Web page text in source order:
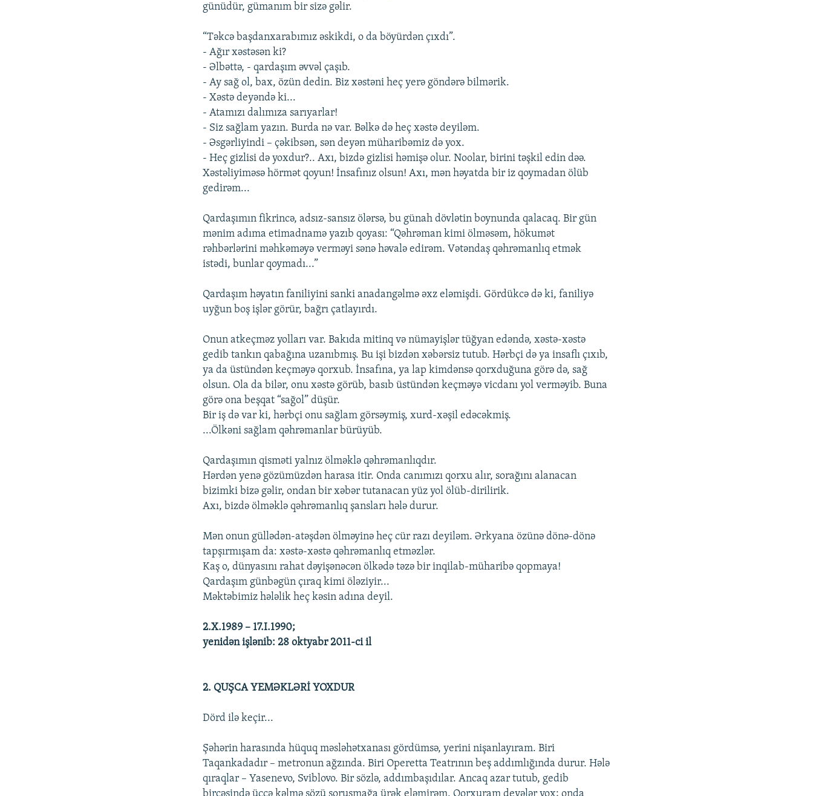
günüdür, gümanım bir sizə gəlir.
“Təkcə başdanxarabımız əskikdi, o da böyürdən çıxdı”.
- Ağır xəstəsən ki?
- Əlbəttə, - qardaşım əvvəl çaşıb.
- Ay sağ ol, bax, özün dedin. Biz xəstəni heç yerə göndərə bilmərik.
- Xəstə deyəndə ki...
- Atamızı dalımıza sarıyarlar!
- Siz sağlam yazın. Burda nə var. Bəlkə də heç xəstə deyiləm.
- Əsgərliyindi – çəkibsən, sən deyən müharibəmiz də yox.
- Heç gizlisi də yoxdur?.. Axı, bizdə gizlisi həmişə olur. Noolar, birini təşkil edin dəə.
Xəstəliyiməsə hörmət qoyun! İnsafınız olsun! Axı, mən həyatda bir iz qoymadan ölüb
gedirəm...
Qardaşımın fikrincə, adsız-sansız ölərsə, bu günah dövlətin boynunda qalacaq. Bir gün
mənim adıma etimadnamə yazıb qoyası: “Qəhrəman kimi ölməsəm, hökumət
rəhbərlərini məhkəməyə verməyi sənə həvalə edirəm. Vətəndaş qəhrəmanlıq etmək
istədi, bunlar qoymadı...”
Qardaşım həyatın faniliyini sanki anadangəlmə əxz eləmişdi. Gördükcə də ki, faniliyə
uyğun boş işlər görür, bağrı çatlayırdı.
Onun atkeçməz yolları var. Bakıda mitinq və nümayişlər tüğyan edəndə, xəstə-xəstə
gedib tankın qabağına uzanıbmış. Bu işi bizdən xəbərsiz tutub. Hərbçi də ya insaflı çıxıb,
ya da üstündən keçməyə qorxub. İnsafına, ya lap kimdənsə qorxduğuna görə də, sağ
olsun. Ola da bilər, onu xəstə görüb, basıb üstündən keçməyə vicdanı yol verməyib. Buna
görə ona beşqat “sağol” düşür.
Bir iş də var ki, hərbçi onu sağlam görsəymiş, xurd-xəşil edəcəkmiş.
...Ölkəni sağlam qəhrəmanlar bürüyüb.
Qardaşımın qisməti yalnız ölməklə qəhrəmanlıqdır.
Hərdən yenə gözümüzdən harasa itir. Onda canımızı qorxu alır, sorağını alanacan
bizimki bizə gəlir, ondan bir xəbər tutanacan yüz yol ölüb-dirilirik.
Axı, bizdə ölməklə qəhrəmanlıq şansları hələ durur.
Mən onun güllədən-atəşdən ölməyinə heç cür razı deyiləm. Ərkyana özünə dönə-dönə
tapşırmışam da: xəstə-xəstə qəhrəmanlıq etməzlər.
Kaş o, dünyasını rahat dəyişənəcən ölkədə təzə bir inqilab-müharibə qopmaya!
Qardaşım günbəgün çıraq kimi öləziyir...
Məktəbimiz hələlik heç kəsin adına deyil.
2.X.1989 – 17.I.1990;
yenidən işlənib: 28 oktyabr 2011-ci il
2. QUŞCA YEMƏKLƏRİ YOXDUR
Dörd ilə keçir...
Şəhərin harasında hüquq məsləhətxanası gördümsə, yerini nişanlayıram. Biri
Taqankadadır – metronun ağzında. Biri Operetta Teatrının beş addımlığında durur. Hələ
qıraqlar – Yasenevo, Sviblovo. Bir sözlə, addımbaşıdılar. Ancaq azar tutub, gedib